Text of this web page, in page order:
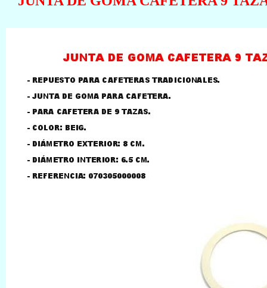
LLAMAR AL TELEFONO
626246281